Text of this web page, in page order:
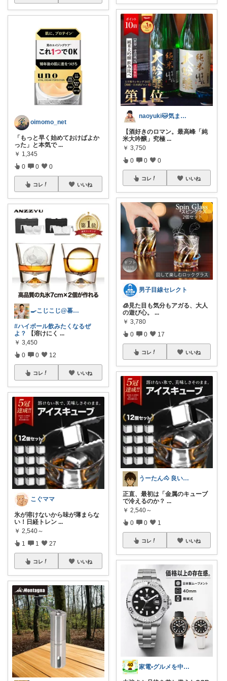
oimomo_net
「もっと早く始めておけばよか
った」と本気で ...
￥ 1,345
0 0 0
コレ いいね
🍳こじこじ@暮らしアイテム🍖
#ハイボール飲みたくなるぜ
よ？
【溶けにく ...
￥ 3,450
0 0 12
コレ いいね
こぐママ
氷が溶けないから味が薄まらな
い！日経トレン ...
￥ 2,540～
1 1 27
コレ いいね
naoyuki🐱気まま暮らし
【酒好きのロマン。最高峰「純
米大吟醸」究極 ...
￥ 3,750
0 0 0
コレ いいね
男子目線セレクト
🧊見た目も気分もアガる、大人
の遊び心。 ...
￥ 3,780
0 0 17
コレ いいね
うーたん🐴 良いモノだけ、選ぶ男。
正直、最初は「金属のキューブ
で冷えるのか？ ...
￥ 2,540～
0 0 1
コレ いいね
家電•グルメを中心にレビューします